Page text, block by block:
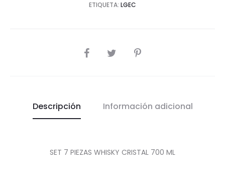
ETIQUETA: LGEC
COMPARTIR
Descripción Información adicional
SET 7 PIEZAS WHISKY CRISTAL 700 ML